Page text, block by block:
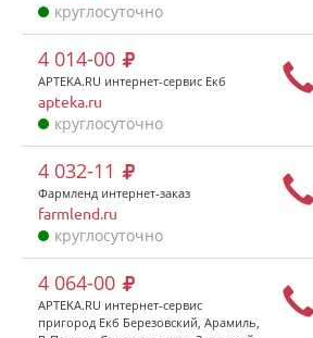
круглосуточно
4 014-00
APTEKA.RU интернет-сервис Екб
apteka.ru
круглосуточно
4 032-11
Фармленд интернет-заказ
farmlend.ru
круглосуточно
4 064-00
APTEKA.RU интернет-сервис
пригород Екб Березовский, Арамиль,